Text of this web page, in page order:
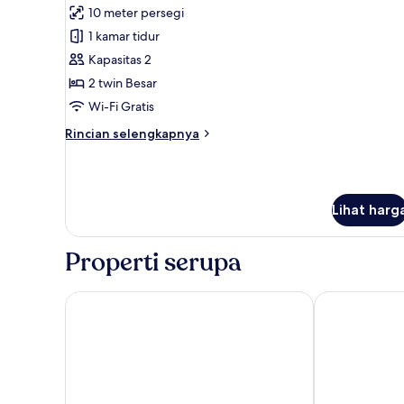
foto
untuk
Cipres
(shared
bathroom)
10 meter persegi
1 kamar tidur
Kapasitas 2
2 twin Besar
Wi-Fi Gratis
Rincian selengkapnya
Rincian
bathroom)
Lihat
Properti serupa
Hotel Vientos del Sur Hotel Newen